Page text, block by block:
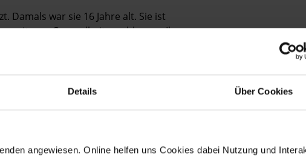
Details Über Cookies
angewiesen. Online helfen uns Cookies dabei Nutzung und
Damals war sie 16 Jahre alt. Sie ist
weiteren Gesundheitsproblemen. Ihre
das die
sichert. Doch es ist enorm schwer
andere Überlebende von
Williford, Schwierigkeiten, eine
wurde sie in einer staatlichen
psychologische Betreuung oder
Wohngemeinschaften, konnte aber
Frau im Rollstuhl geeignet ist.